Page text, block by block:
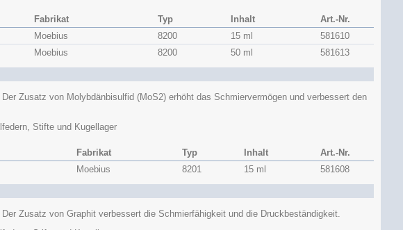
Fabrikat Typ Inhalt
Art.-Nr.
Moebius 8200 15 ml
581610
Moebius 8200 50 ml 581613
Zusatz von Molybdänbisulfid (MoS2) erhöht das Schmiervermögen und verbessert den
Stifte und Kugellager
Fabrikat Typ Inhalt
Art.-Nr.
Moebius 8201 15 ml 581608
Zusatz von Graphit verbessert die Schmierfähigkeit und die Druckbeständigkeit.